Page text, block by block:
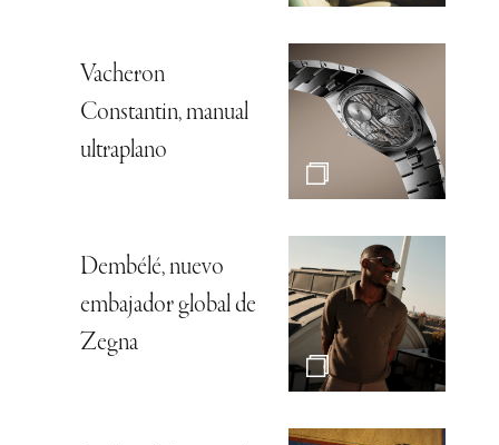
Vacheron
Constantin, manual
ultraplano
Dembélé, nuevo
embajador global de
Zegna